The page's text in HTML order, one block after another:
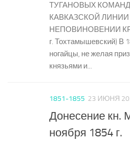
ТУГАНОВЫХ
КАВКАЗСКОЙ
НЕПОВИНОВЕНИИ
г. Тохтамышевский) В
ногайцы, не желая
князьями и...
1851-1855 23 ИЮНЯ
Донесение кн.
ноября 1854 г.